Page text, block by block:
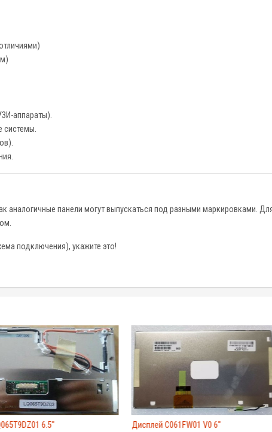
аппараты).
системы.
аналогичные панели могут выпускаться под разными маркировками.
подключения), укажите это!
6.5" Дисплей C061FW01 V0 6"